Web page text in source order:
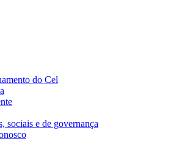
do Cel
sociais e de governança